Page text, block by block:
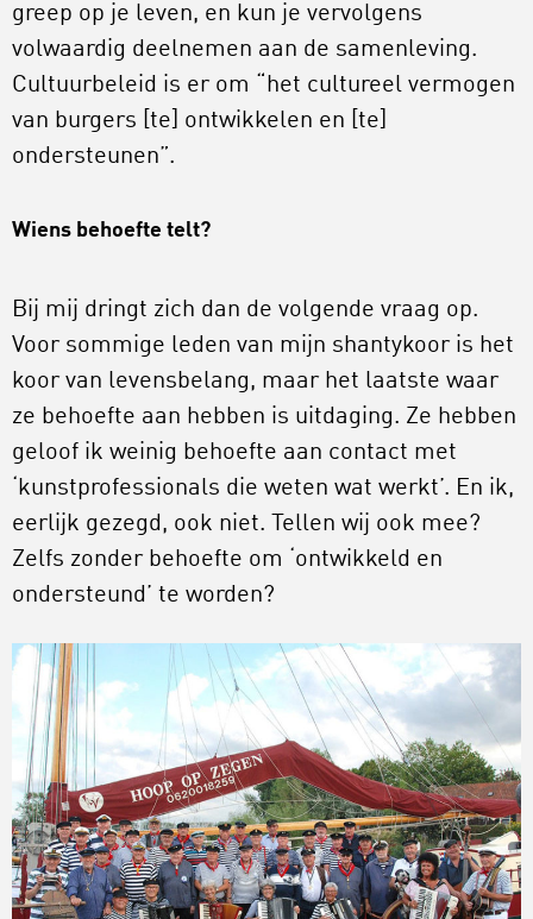
greep op je leven, en kun je vervolgens
volwaardig deelnemen aan de samenleving.
Cultuurbeleid is er om “het cultureel vermogen
van burgers [te] ontwikkelen en [te]
ondersteunen”.
Wiens behoefte telt?
Bij mij dringt zich dan de volgende vraag op.
Voor sommige leden van mijn shantykoor is het
koor van levensbelang, maar het laatste waar
ze behoefte aan hebben is uitdaging. Ze hebben
geloof ik weinig behoefte aan contact met
‘kunstprofessionals die weten wat werkt’. En ik,
eerlijk gezegd, ook niet. Tellen wij ook mee?
Zelfs zonder behoefte om ‘ontwikkeld en
ondersteund’ te worden?